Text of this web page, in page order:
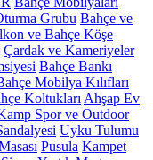
Grubu Bahçe ve
ve Bahçe Köşe
Çardak ve Kameriyeler
Bahçe Bankı
Mobilya Kılıfları
Koltukları Ahşap Ev
Spor ve Outdoor
Uyku Tulumu
Pusula Kampet